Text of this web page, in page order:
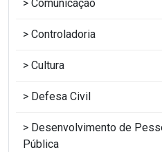
Comunicação
Controladoria
Cultura
Defesa Civil
Desenvolvimento de
Pública